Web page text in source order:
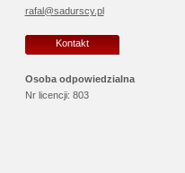
rafal@sadurscy.pl
Kontakt
Osoba odpowiedzialna
Nr licencji: 803